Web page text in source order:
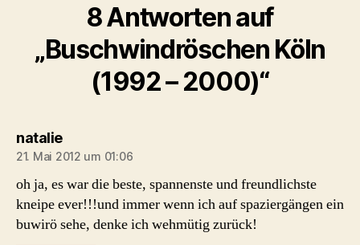
8 Antworten auf
„Buschwindröschen Köln
(1992 – 2000)“
nataliesagt:
21. Mai 2012 um 01:06
oh ja, es war die beste, spannenste und freundlichste
kneipe ever!!!und immer wenn ich auf spaziergängen ein
buwirö sehe, denke ich wehmütig zurück!